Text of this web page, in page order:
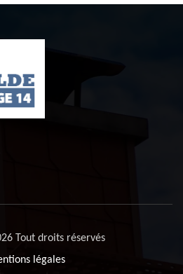
Tout droits réservés
légales